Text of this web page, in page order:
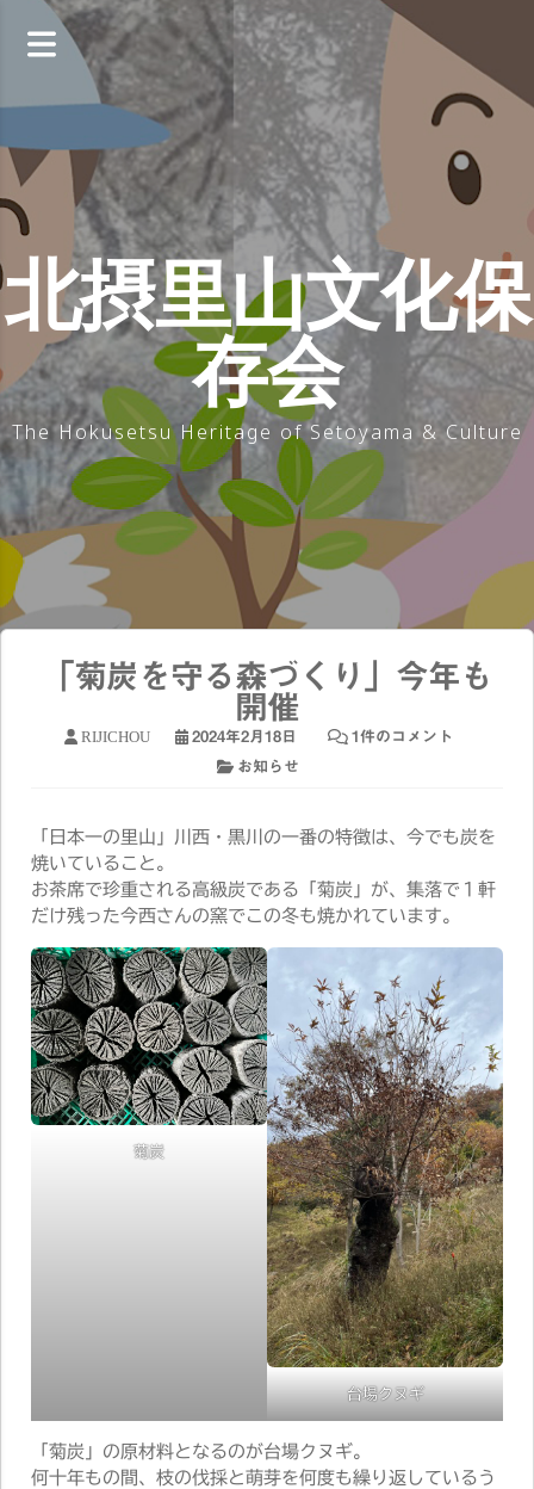
へ
キ
プ北摂里山文化保
存会
The Hokusetsu Heritage of Setoyama & Culture
「菊炭を守る森づくり」今年も
開催
RIJICHOU 2024年2月18日
1件のコメント
お知らせ
「日本一の里山」川西・黒川の一番の特徴は、今でも炭を
焼いていること。
お茶席で珍重される高級炭である「菊炭」が、集落で１軒
だけ残った今西さんの窯でこの冬も焼かれています。
菊炭
台場クヌギ
「菊炭」の原材料となるのが台場クヌギ。
何十年もの間、枝の伐採と萌芽を何度も繰り返しているう